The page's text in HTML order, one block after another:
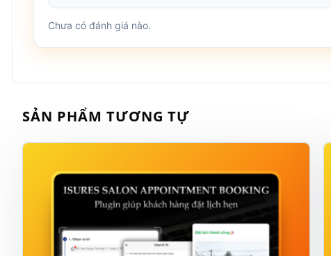
Chưa có đánh giá nào.
SẢN PHẨM TƯƠNG TỰ